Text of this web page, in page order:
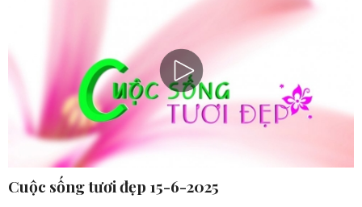
Cuộc sống tươi đẹp 15-6-2025